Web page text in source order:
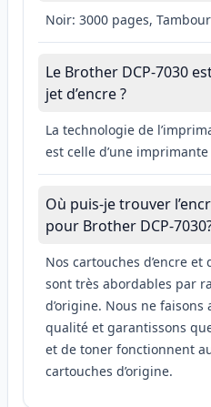
Noir: 3000 pages,
Le Brother DCP-7030
jet d’encre ?
La technologie de
est celle d’une
Où puis-je trouver
pour Brother DCP-
Nos cartouches d’encre et
sont très abordables par
d’origine. Nous ne
qualité et garantissons
et de toner fonctionnent
cartouches d’origine.